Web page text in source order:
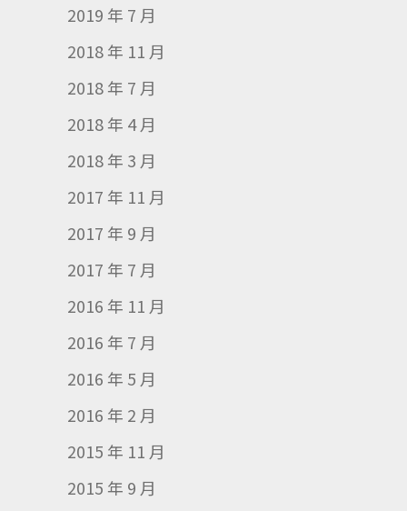
2019 年 7 月
2018 年 11 月
2018 年 7 月
2018 年 4 月
2018 年 3 月
2017 年 11 月
2017 年 9 月
2017 年 7 月
2016 年 11 月
2016 年 7 月
2016 年 5 月
2016 年 2 月
2015 年 11 月
2015 年 9 月